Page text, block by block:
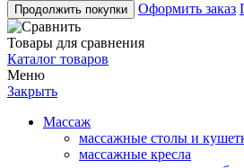
Продолжить покупки Оформить заказ
Товары для сравнения
Каталог товаров
Меню
Закрыть
Массаж
массажные столы и
массажные кресла